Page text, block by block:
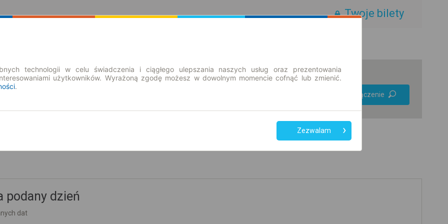
Twoje bilety
Znajdź połączenie
podany dzień
dat
technologii w celu świadczenia i ciągłego ulepszania naszych usług oraz prezentowania
użytkowników. Wyrażoną zgodę możesz w dowolnym momencie cofnąć lub zmienić.
.
Zezwalam